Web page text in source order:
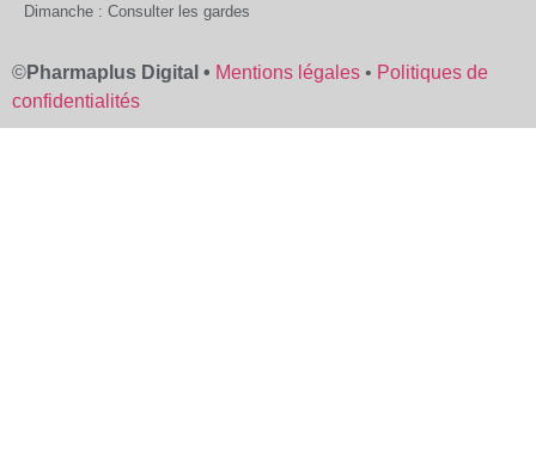
Dimanche : Consulter les gardes
©Pharmaplus Digital • Mentions légales • Politiques de
confidentialités